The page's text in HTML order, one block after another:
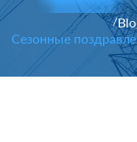
/
Сезонные